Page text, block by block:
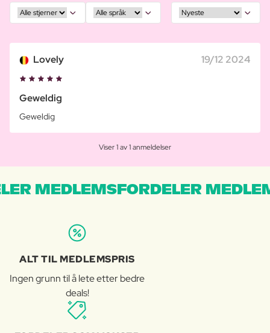
Lovely 19/12 2024
Geweldig
Geweldig
Viser 1 av 1 anmeldelser
MEDLEMSFORDELER
ALT TIL MEDLEMSPRIS
Ingen grunn til å lete etter bedre
deals!